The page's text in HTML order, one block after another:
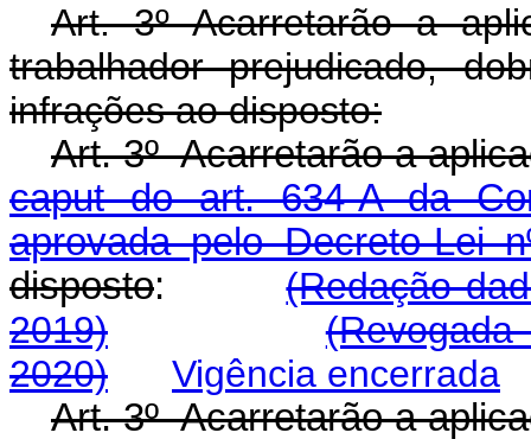
Art. 3º Acarretarão a
trabalhador prejudicado,
infrações ao disposto:
Art. 3º Acarretarão a
caput do art. 634-A da
aprovada pelo Decreto-Lei
disposto:(Redação
2019)
2020)
Vigência encerrada
Art. 3º Acarretarão a